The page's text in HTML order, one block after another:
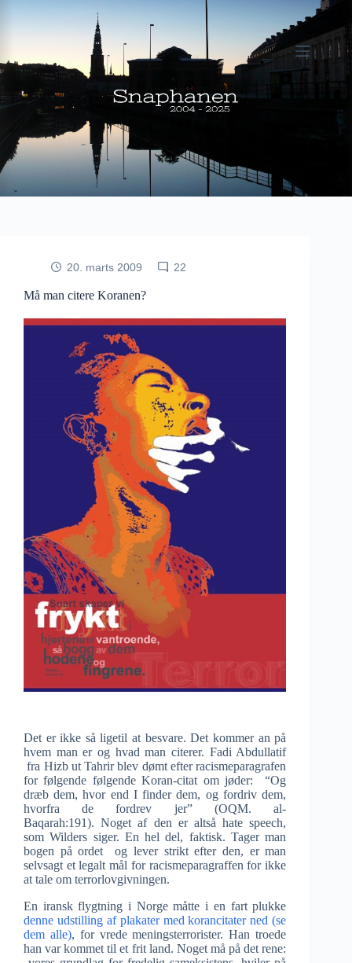
20. marts 2009 22
Må man citere Koranen?
Det er ikke så ligetil at besvare. Det kommer an på
hvem man er og hvad man citerer. Fadi Abdullatif
fra Hizb ut Tahrir blev dømt efter racismeparagrafen
for følgende følgende Koran-citat om jøder: “Og
dræb dem, hvor end I finder dem, og fordriv dem,
hvorfra de fordrev jer” (OQM. al-
Baqarah:191). Noget af den er altså hate speech,
som Wilders siger. En hel del, faktisk. Tager man
bogen på ordet og lever strikt efter den, er man
selvsagt et legalt mål for racismeparagraffen for ikke
at tale om terrorlovgivningen.
En iransk flygtning i Norge måtte i en fart plukke
denne udstilling af plakater med korancitater ned (se
dem alle), for vrede meningsterrorister. Han troede
han var kommet til et frit land. Noget må på det rene: